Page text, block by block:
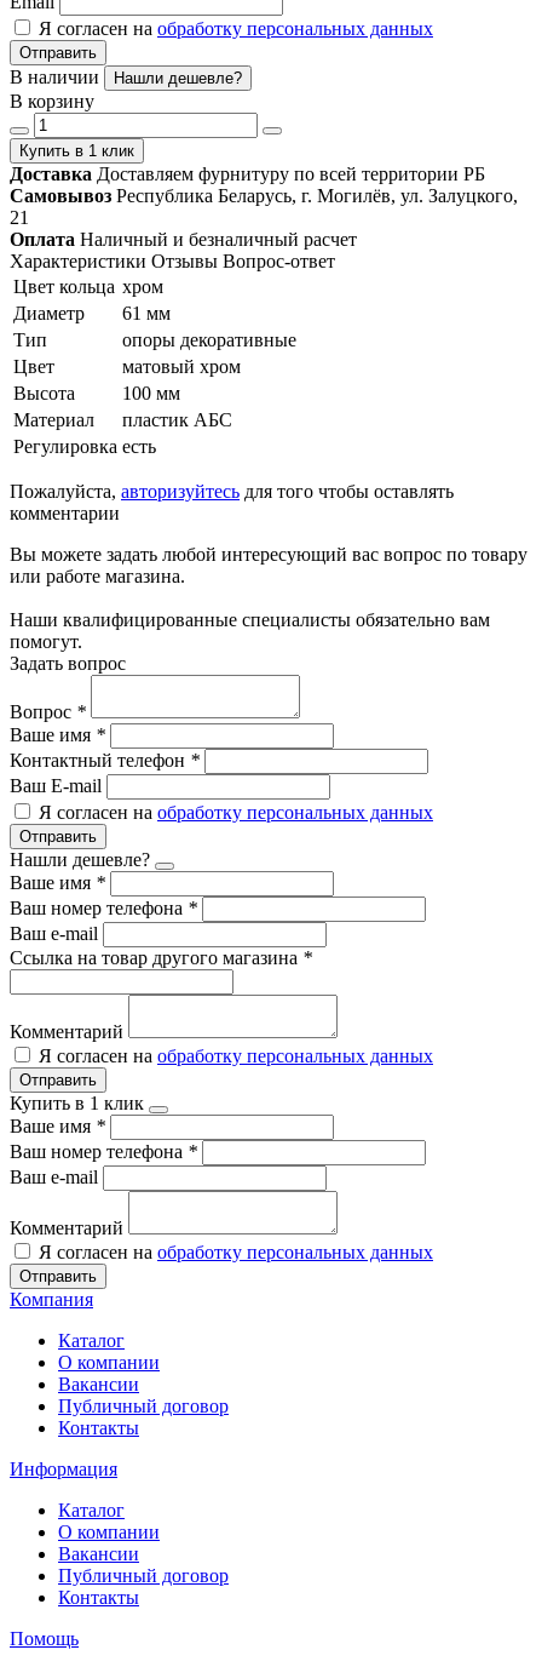
Я согласен на обработку персональных данных
Отправить
В наличии Нашли дешевле?
В корзину
Купить в 1 клик
Доставка Доставляем фурнитуру по всей территории РБ
Самовывоз Республика Беларусь, г. Могилёв, ул. Залуцкого,
21
Оплата Наличный и безналичный расчет
Характеристики Отзывы Вопрос-ответ
Цвет кольца хром
Диаметр
61 мм
Тип
опоры декоративные
Цвет
матовый хром
Высота
100 мм
Материал
пластик АБС
Регулировка есть
Пожалуйста, авторизуйтесь для того чтобы оставлять
комментарии
Вы можете задать любой интересующий вас вопрос по товару
или работе магазина.
Наши квалифицированные специалисты обязательно вам
помогут.
Задать вопрос
Вопрос *
Ваше имя *
Контактный телефон *
Ваш E-mail
Я согласен на обработку персональных данных
Отправить
Нашли дешевле?
Ваше имя *
Ваш номер телефона *
Ваш e-mail
Ссылка на товар другого магазина *
Комментарий
Я согласен на обработку персональных данных
Отправить
Купить в 1 клик
Ваше имя *
Ваш номер телефона *
Ваш e-mail
Комментарий
Я согласен на обработку персональных данных
Отправить
Компания
Каталог
О компании
Вакансии
Публичный договор
Контакты
Информация
Каталог
О компании
Вакансии
Публичный договор
Контакты
Помощь